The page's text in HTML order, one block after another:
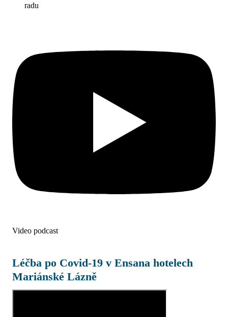
radu
Video podcast
Léčba po Covid-19 v Ensana hotelech
Mariánské Lázně